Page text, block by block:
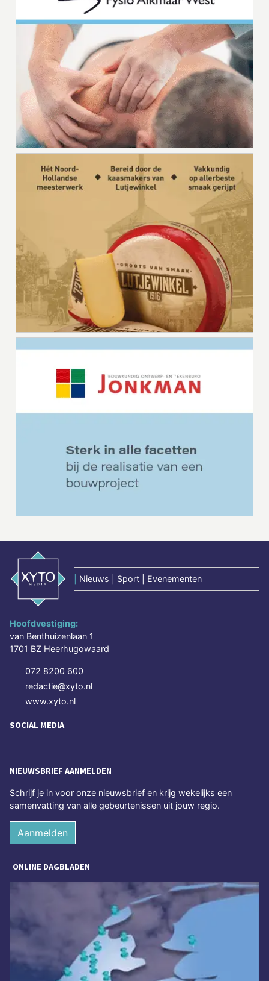
Nieuws | Sport | Evenementen
Hoofdvestiging:
van Benthuizenlaan 1
1701 BZ Heerhugowaard
072 8200 600
redactie@xyto.nl
www.xyto.nl
SOCIAL MEDIA
NIEUWSBRIEF AANMELDEN
Schrijf je in voor onze nieuwsbrief en krijg wekelijks een
samenvatting van alle gebeurtenissen uit jouw regio.
Aanmelden
ONLINE DAGBLADEN